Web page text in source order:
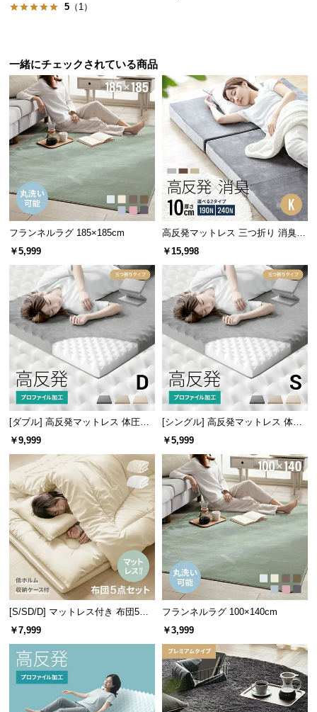
湿気をさらりと逃がす通気性
す。
通気性が重要な理由
人は寝ている間に500mlペットボト
ル1本分の水分を体温調節のために
失っていると言われています。布団
は通気性の良さが重要です。
マットレスにも最適
フローリングに直置きすると結露によるカビが発生
しやすいマットレスも、手軽に湿気対策ができま
す。
寝心地を追求したすのこ設計
5 （1）
一緒にチェックされている商品
フランネルラグ 185×185cm
￥5,999
高反発マットレス 三つ折り 消臭
スタンダード 厚さ10cm K
￥15,998
[ダブル] 高反発マットレス 体圧分
散プロファイル加工 厚さ10cm 三
￥9,999
[シングル] 高反発マットレス 体圧
分散プロファイル加工 厚さ10cm
￥5,999
[S/SD/D] マットレス付き 布団5点
セット
￥7,999
フランネルラグ 100×140cm
￥3,999